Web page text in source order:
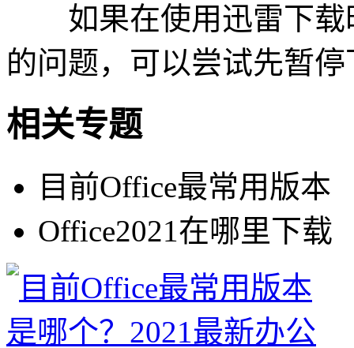
如果在使用迅雷下载
的问题，可以尝试先暂
相关专题
目前Office最常用版本
Office2021在哪里下载